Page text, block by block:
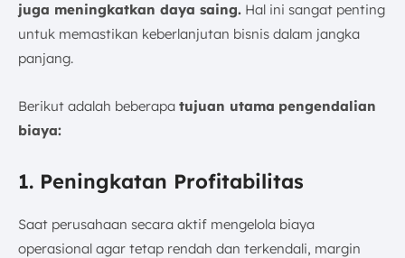
juga meningkatkan daya saing. Hal ini sangat penting
untuk memastikan keberlanjutan bisnis dalam jangka
panjang.
Berikut adalah beberapa tujuan utama pengendalian
biaya:
1. Peningkatan Profitabilitas
Saat perusahaan secara aktif mengelola biaya
operasional agar tetap rendah dan terkendali, margin